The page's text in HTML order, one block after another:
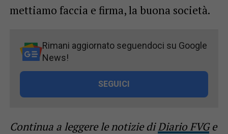
mettiamo faccia e firma, la buona società.
Rimani aggiornato seguendoci su Google
News!
SEGUICI
Continua a leggere le notizie diDiario FVGe